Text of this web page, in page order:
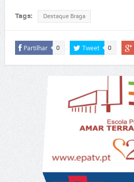
Tags: Destaque Braga
Partilhar 0 Tweet 0